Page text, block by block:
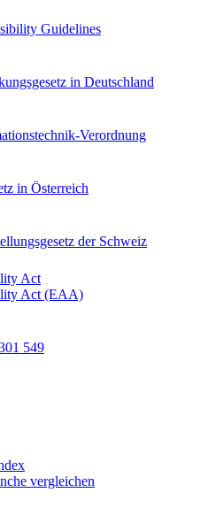
Guidelines
in Deutschland
Verordnung
in Österreich
der Schweiz
Act
Act (EAA)
549
vergleichen